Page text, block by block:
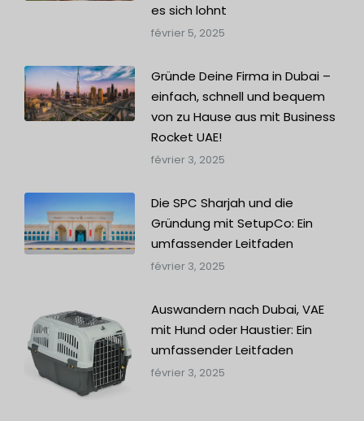
es sich lohnt
février 5, 2025
Gründe Deine Firma in Dubai –
einfach, schnell und bequem
von zu Hause aus mit Business
Rocket UAE!
février 3, 2025
Die SPC Sharjah und die
Gründung mit SetupCo: Ein
umfassender Leitfaden
février 3, 2025
Auswandern nach Dubai, VAE
mit Hund oder Haustier: Ein
umfassender Leitfaden
février 3, 2025